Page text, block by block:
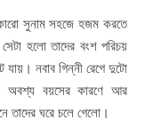
সুনাম সহজে হজম করতে
হলো তাদের বংশ পরিচয়
নবাব গিন্নী রেগে দুটো
অবশ্য বয়সের কারণে আর
তাদের ঘরে চলে গেলো।